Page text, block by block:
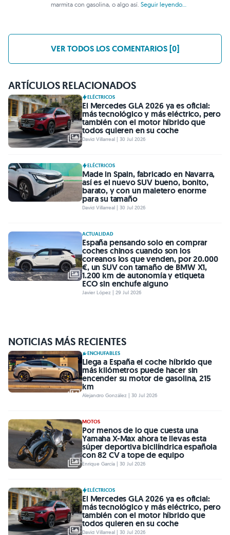
marmita con gasolina, o algo así.Seguir leyendo...
VER TODOS LOS COMENTARIOS [0]
ARTÍCULOS RELACIONADOS
ELÉCTRICOS
El Mercedes GLA 2026 ya es oficial:
más tecnológico y más eléctrico, pero
también con el motor híbrido que
todos quieren en su coche
David Villarreal | 30 Jul 2026
ELÉCTRICOS
Made in Spain, fabricado en Navarra,
así es el nuevo SUV bueno, bonito,
barato, y con un maletero enorme
para su tamaño
David Villarreal | 30 Jul 2026
ACTUALIDAD
España pensando solo en comprar
coches chinos cuando son los
coreanos los que venden, por 20.000
€, un SUV con tamaño de BMW X1,
1.200 km de autonomía y etiqueta
ECO sin enchufe alguno
Javier López | 29 Jul 2026
NOTICIAS MÁS RECIENTES
ENCHUFABLES
Llega a España el coche híbrido que
más kilómetros puede hacer sin
encender su motor de gasolina, 215
km
Alejandro González | 30 Jul 2026
MOTOS
Por menos de lo que cuesta una
Yamaha X-Max ahora te llevas esta
súper deportiva bicilíndrica española
con 82 CV a tope de equipo
Enrique García | 30 Jul 2026
ELÉCTRICOS
El Mercedes GLA 2026 ya es oficial:
más tecnológico y más eléctrico, pero
también con el motor híbrido que
todos quieren en su coche
David Villarreal | 30 Jul 2026